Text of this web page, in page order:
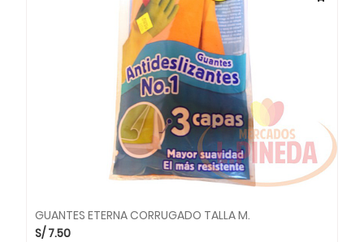
GUANTES ETERNA CORRUGADO TALLA M.
S/7.50